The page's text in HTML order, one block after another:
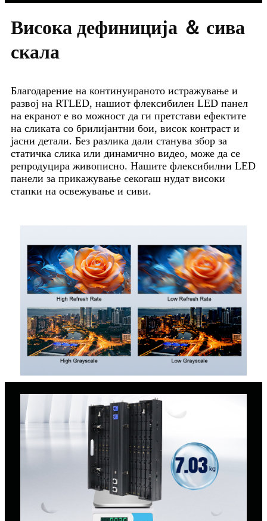
Висока дефиниција ＆ сива
скала
Благодарение на континуираното истражување и
развој на RTLED, нашиот флексибилен LED панел
на екранот е во можност да ги претстави ефектите
на сликата со брилијантни бои, висок контраст и
јасни детали. Без разлика дали станува збор за
статичка слика или динамично видео, може да се
репродуцира живописно. Нашите флексибилни LED
панели за прикажување секогаш нудат високи
стапки на освежување и сиви.